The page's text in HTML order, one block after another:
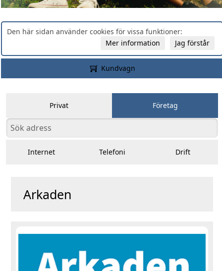
Den här sidan använder cookies för vissa funktioner:
Jag förstår
Mer information
Kundvagn
Privat Företag
Internet Telefoni Drift
Arkaden